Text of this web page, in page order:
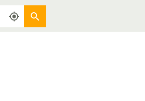
Aktuellen Standort verwenden